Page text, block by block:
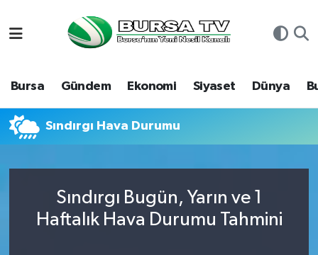
Bursa Gündem Ekonomi Siyaset Dünya
Sındırgı Hava Durumu
Sındırgı Bugün, Yarın ve 1
Haftalık Hava Durumu Tahmini
Bursa
Dünya
Ekonomi
Hava Durumu
Namaz Vakitleri
Süper Lig Puan Durumu ve Fikstür